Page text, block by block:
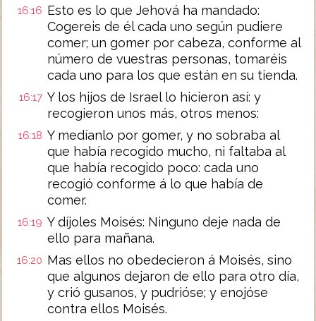
16:16 Esto es lo que Jehová ha mandado:
Cogereis de él cada uno según pudiere
comer; un gomer por cabeza, conforme al
número de vuestras personas, tomaréis
cada uno para los que están en su tienda.
16:17 Y los hijos de Israel lo hicieron así: y
recogieron unos más, otros menos:
16:18 Y medíanlo por gomer, y no sobraba al
que había recogido mucho, ni faltaba al
que había recogido poco: cada uno
recogió conforme á lo que había de
comer.
16:19 Y díjoles Moisés: Ninguno deje nada de
ello para mañana.
16:20 Mas ellos no obedecieron á Moisés, sino
que algunos dejaron de ello para otro día,
y crió gusanos, y pudrióse; y enojóse
contra ellos Moisés.